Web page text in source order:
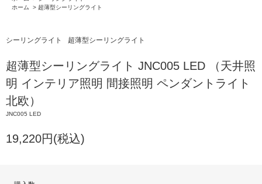
ホーム
> 超薄型シーリングライト
シーリングライト 超薄型シーリングライト
超薄型シーリングライト JNC005 LED （天井照
明 インテリア照明 間接照明 ペンダントライト
北欧）
JNC005 LED
19,220円(税込)